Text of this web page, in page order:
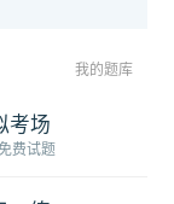
我的题库
考场
费试题